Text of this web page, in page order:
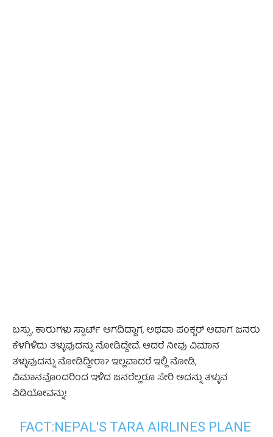
ಬಸ್ಸು, ಕಾರುಗಳು ಸ್ಟಾರ್ಟ್ ಆಗದಿದ್ದಾಗ, ಅಥವಾ ಪಂಕ್ಚರ್ ಆದಾಗ ಜನರು
ಕೆಳಗಿಳಿದು ತಳ್ಳುವುದನ್ನು ನೋಡಿದ್ದೇವೆ. ಆದರೆ ನೀವು ವಿಮಾನ
ತಳ್ಳುವುದನ್ನು ನೋಡಿದ್ದೀರಾ? ಇಲ್ಲವಾದರೆ ಇಲ್ಲಿ ನೋಡಿ,
ವಿಮಾನವೊಂದರಿಂದ ಇಳಿದ ಜನರೆಲ್ಲರೂ ಸೇರಿ ಅದನ್ನು ತಳ್ಳುವ
ವಿಡಿಯೋವನ್ನು!
FACT:NEPAL'S TARA AIRLINES PLANE